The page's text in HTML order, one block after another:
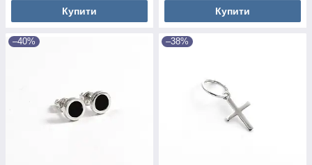
Купити Купити
–40% –38%